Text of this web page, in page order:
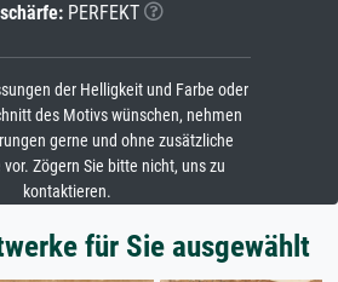
PERFEKT
der Helligkeit und Farbe oder
des Motivs wünschen, nehmen
gerne und ohne zusätzliche
vor. Zögern Sie bitte nicht, uns zu
kontaktieren.
für Sie ausgewählt